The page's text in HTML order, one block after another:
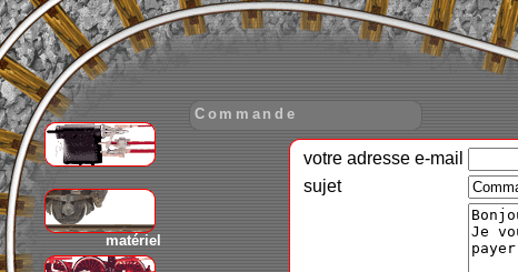
matériel
Commande
votre adresse e-mail
sujet